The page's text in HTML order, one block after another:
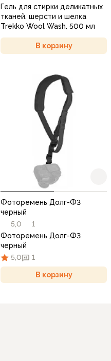
Гель для стирки деликатных
тканей. шерсти и шелка
Trekko Wool Wash. 500 мл
В корзину
Фоторемень Долг-Ф3
черный
5,0
1
Фоторемень Долг-Ф3
черный
5,0
1
В корзину